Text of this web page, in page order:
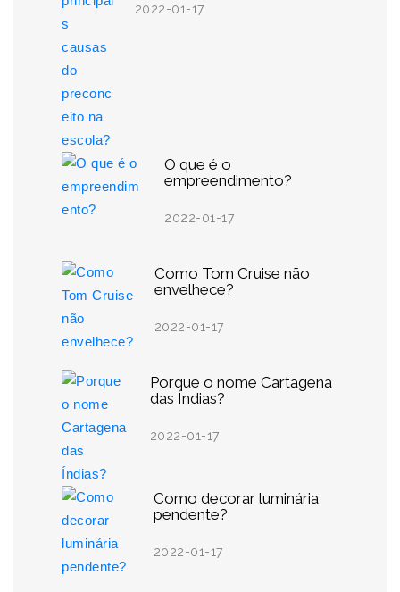
2022-01-17
O que é o
empreendimento?
2022-01-17
Como Tom Cruise não
envelhece?
2022-01-17
Porque o nome Cartagena
das Índias?
2022-01-17
Como decorar luminária
pendente?
2022-01-17